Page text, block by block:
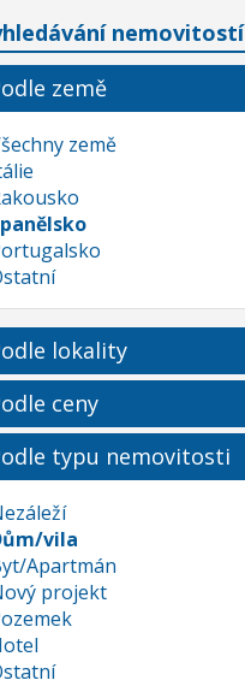
nemovitostí
země
země
lokality
ceny
typu nemovitosti
vila
Apartmán
projekt